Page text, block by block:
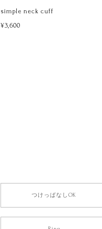
simple neck cuff
¥3,600
つけっぱなしOK